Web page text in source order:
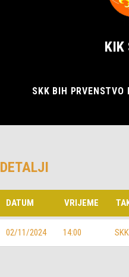
KIK
SKK BIH
DETALJI
DATUM VRIJEME
02/11/2024 14:00